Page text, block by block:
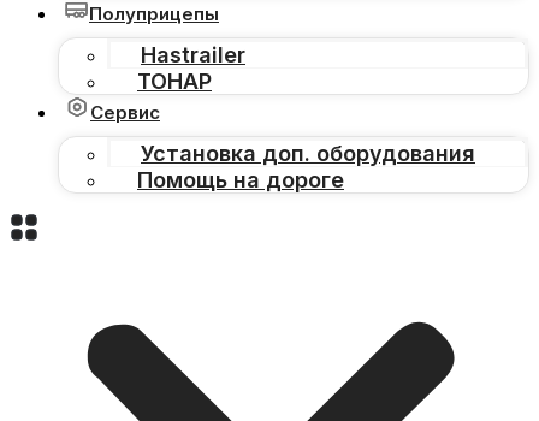
Полуприцепы
Hastrailer
ТОНАР
Сервис
Установка доп. оборудования
Помощь на дороге